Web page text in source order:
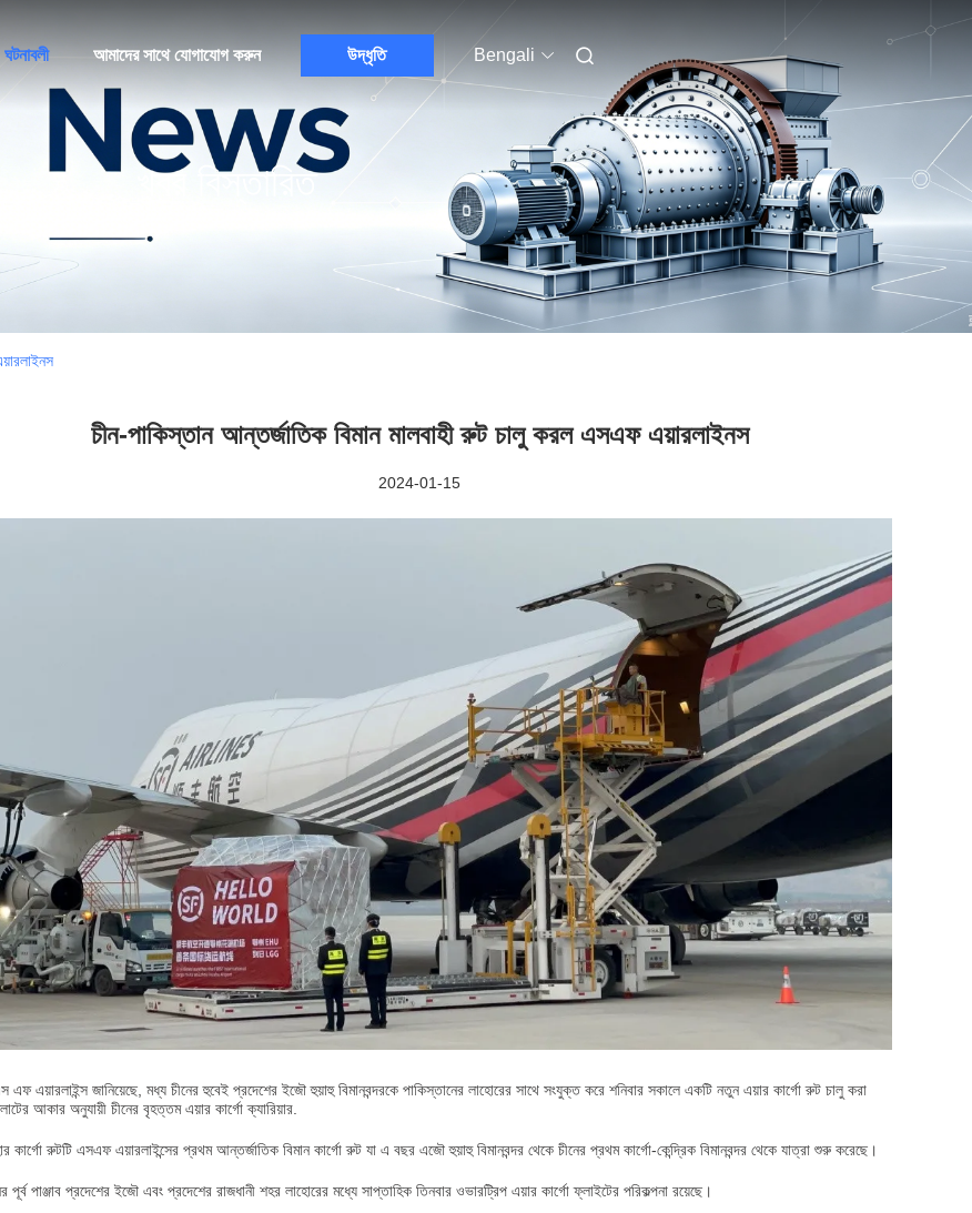
ঘটনাবলী আমাদের সাথে যোগাযোগ করুন উদ্ধৃতি Bengali
খবর বিস্তারিত
চীন-পাকিস্তান আন্তর্জাতিক বিমান মালবাহী রুট চালু করল এসএফ এয়ারলাইনস
2024-01-15
এয়ারলাইন্স জানিয়েছে, মধ্য চীনের হুবেই প্রদেশের ইজৌ হুয়াহু বিমানবন্দরকে পাকিস্তানের লাহোরের সাথে সংযুক্ত করে শনিবার সকালে একটি নতুন এয়ার কার্গো রুট চালু করা
আকার অনুযায়ী চীনের বৃহত্তম এয়ার কার্গো ক্যারিয়ার.
কার্গো রুটটি এসএফ এয়ারলাইন্সের প্রথম আন্তর্জাতিক বিমান কার্গো রুট যা এ বছর এজৌ হুয়াহু বিমানবন্দর থেকে চীনের প্রথম কার্গো-কেন্দ্রিক বিমানবন্দর থেকে যাত্রা শুরু করেছে।
পূর্ব পাঞ্জাব প্রদেশের ইজৌ এবং প্রদেশের রাজধানী শহর লাহোরের মধ্যে সাপ্তাহিক তিনবার ওভারট্রিপ এয়ার কার্গো ফ্লাইটের পরিকল্পনা রয়েছে।